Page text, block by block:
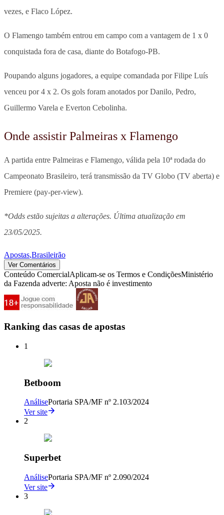
vezes, e Flaco López.
O Flamengo também entrou em campo com a vantagem de 1 x 0
conquistada fora de casa, diante do Botafogo-PB.
Poupando alguns jogadores, a equipe comandada por Filipe Luís
venceu por 4 x 2. Os gols foram anotados por Danilo, Pedro,
Guillermo Varela e Everton Cebolinha.
Onde assistir Palmeiras x Flamengo
A partida entre Palmeiras e Flamengo, válida pela 10ª rodada do
Campeonato Brasileiro, terá transmissão da TV Globo (TV aberta) e
Premiere (pay-per-view).
*Odds estão sujeitas a alterações. Última atualização em
23/05/2025.
Apostas,Brasileirão
Ver Comentários
Conteúdo ComercialAplicam-se os Termos e CondiçõesMinistério
da Fazenda adverte: Aposta não é investimento
Ranking das casas de apostas
1
Betboom
AnálisePortaria SPA/MF nº 2.103/2024
Ver site
2
Superbet
AnálisePortaria SPA/MF nº 2.090/2024
Ver site
3